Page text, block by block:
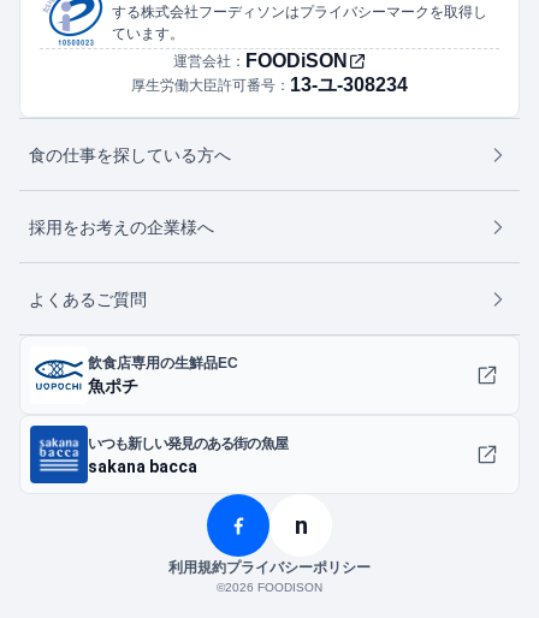
する株式会社フーディソンはプライバシーマークを取得し
ています。
運営会社： FOODiSON
厚生労働大臣許可番号： 13-ユ-308234
食の仕事を探している方へ
採用をお考えの企業様へ
よくあるご質問
飲食店専用の生鮮品EC
魚ポチ
いつも新しい発見のある街の魚屋
sakana bacca
n
利用規約プライバシーポリシー
©︎2026 FOODISON